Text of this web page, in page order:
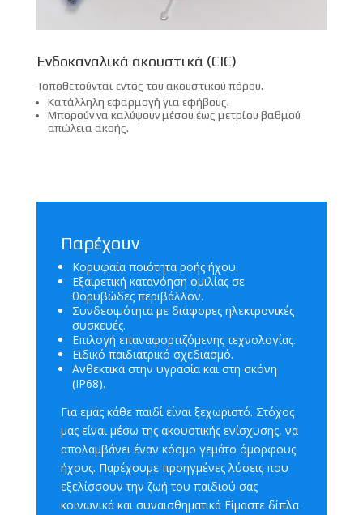
Ενδοκαναλικά ακουστικά (CIC)
Τοποθετούνται εντός του ακουστικού πόρου.
Κατάλληλη εφαρμογή για εφήβους.
Μπορούν να καλύψουν μέσου έως μετρίου βαθμού
απώλεια ακοής.
Παρέχουν
Κορυφαία ποιότητα ροής ήχου.
Εξαιρετική κατανόηση ομιλίας σε
θορυβώδες περιβάλλον.
Συνδεσιμότητα με διάφορες ηλεκτρονικές
συσκευές.
Επιλογή επαναφορτιζόμενης τεχνολογίας.
Ειδικό παιδιατρικό σχεδιασμό.
Ανθεκτικά στην υγρασία και στη σκόνη
(IP68).
Για εμάς κάθε παιδί είναι ξεχωριστό. Στόχος
μας είναι μέσω της ακουστικής ενίσχυσης, να
απολαμβάνει έναν κόσμο γεμάτο όμορφους
ήχους. Παρέχουμε προηγμένες λύσεις που
εξελίσσουν την ζωή του παιδιού σας
κοινωνικά και συναισθηματικά Είμαστε δίπλα